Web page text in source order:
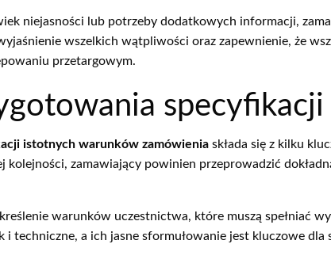
niejasności lub potrzeby dodatkowych informacji,
wszelkich wątpliwości oraz zapewnienie, że
przetargowym.
istotnych warunków zamówienia składa się z kilku
kolejności, zamawiający powinien przeprowadzić
warunków uczestnictwa, które muszą spełniać
i techniczne, a ich jasne sformułowanie jest kluczowe dla